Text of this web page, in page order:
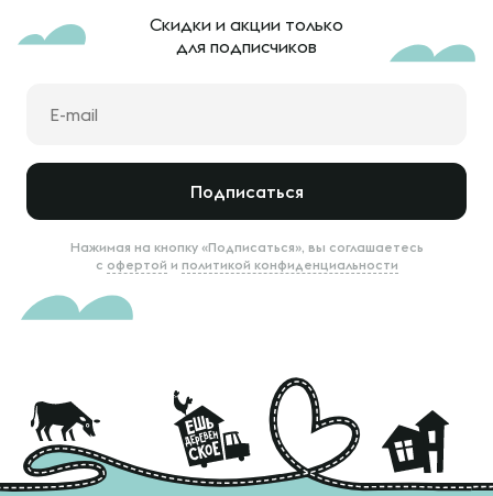
Скидки и акции только
для подписчиков
Подписаться
Нажимая на кнопку «Подписаться», вы соглашаетесь
с офертой и политикой конфиденциальности